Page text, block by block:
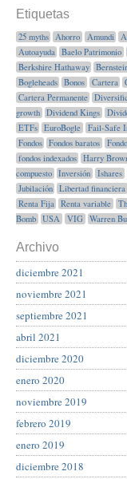
Etiquetas
25 myths Ahorro Amundi
Autoayuda
Baelo Patrimonio
Berkshire Hathaway
Bogleheads
Bonos Cartera
Cartera Permanente
growth
Dividend Kings
ETFs
EuroBogle Fail-Safe
Fondos
Fondos baratos
fondos indexados
Harry
compuesto
Inversión Ishares
Jubilación
Libertad financiera
Renta Fija
Renta variable
Bomb
USA VIG Warren
Archivo
diciembre 2021
noviembre 2021
septiembre 2021
abril 2021
diciembre 2020
enero 2020
noviembre 2019
febrero 2019
enero 2019
diciembre 2018